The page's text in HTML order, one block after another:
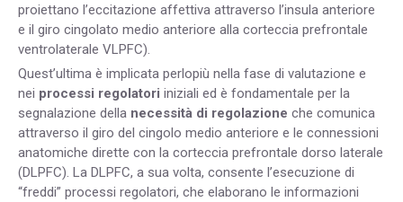
proiettano l’eccitazione affettiva attraverso l’insula anteriore
e il giro cingolato medio anteriore alla corteccia prefrontale
ventrolaterale VLPFC).
Quest’ultima è implicata perlopiù nella fase di valutazione e
nei processi regolatori iniziali ed è fondamentale per la
segnalazione della necessità di regolazione che comunica
attraverso il giro del cingolo medio anteriore e le connessioni
anatomiche dirette con la corteccia prefrontale dorso laterale
(DLPFC). La DLPFC, a sua volta, consente l’esecuzione di
“freddi” processi regolatori, che elaborano le informazioni